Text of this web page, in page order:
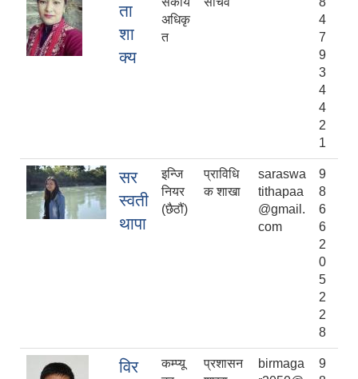
ता
शा
क्य
अधिकृ
त
4
7
9
3
4
4
2
1
सर
स्वती
थापा
इन्जि
नियर
(छैठौं)
प्राविधि
क शाखा
saraswa
tithapaa
@gmail.
com
9
8
6
6
2
0
5
2
2
8
विर
कम्प्यू
प्रशासन
birmaga
9